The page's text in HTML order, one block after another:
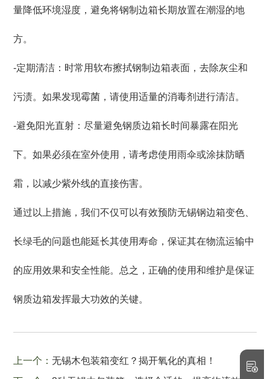
量降低环境湿度，避免将钢制边箱长期放置在潮湿的地
方。
-定期清洁：时常用软布擦拭钢制边箱表面，去除灰尘和
污渍。如果发现霉菌，请使用适量的消毒剂进行清洁。
-避免阳光直射：尽量避免钢质边箱长时间暴露在阳光
下。如果必须在室外使用，请考虑使用雨伞或涂抹防晒
霜，以减少紫外线的直接伤害。
通过以上措施，我们不仅可以有效预防无锡钢边箱变色、
长绿毛的问题也能延长其使用寿命，保证其在物流运输中
的应用效果和安全性能。总之，正确的使用和维护是保证
钢质边箱发挥最大功效的关键。
上一个：无锡木包装箱变红？揭开氧化的真相！